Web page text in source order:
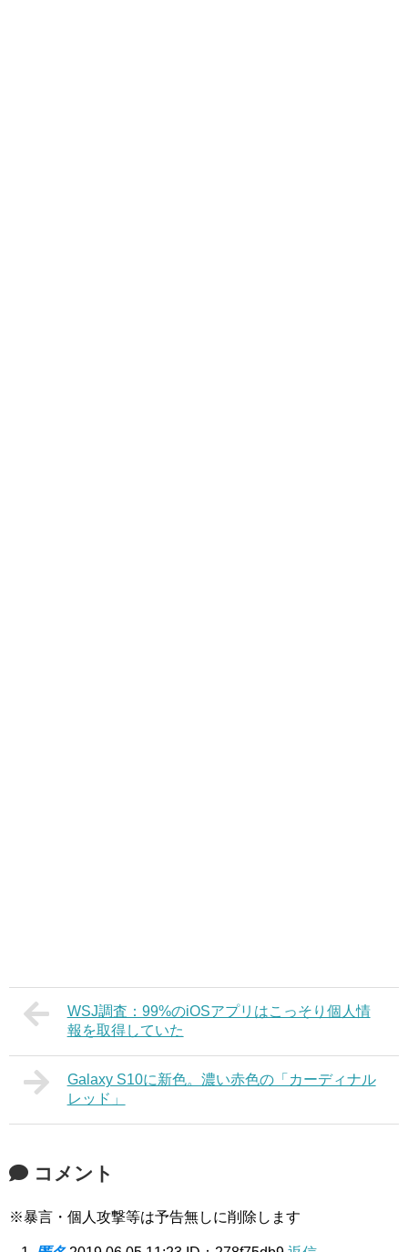
WSJ調査：99%のiOSアプリはこっそり個人情
報を取得していた
Galaxy S10に新色。濃い赤色の「カーディナル
レッド」
コメント
※暴言・個人攻撃等は予告無しに削除します